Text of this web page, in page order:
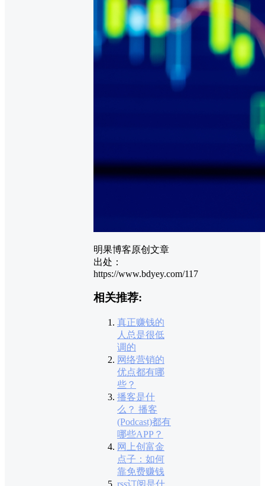
明果博客原创文章
出处：
https://www.bdyey.com/117
相关推荐:
真正赚钱的
人总是很低
调的
网络营销的
优点都有哪
些？
播客是什
么？ 播客
(Podcast)都有
哪些APP？
网上创富金
点子：如何
靠免费赚钱
rss订阅是什